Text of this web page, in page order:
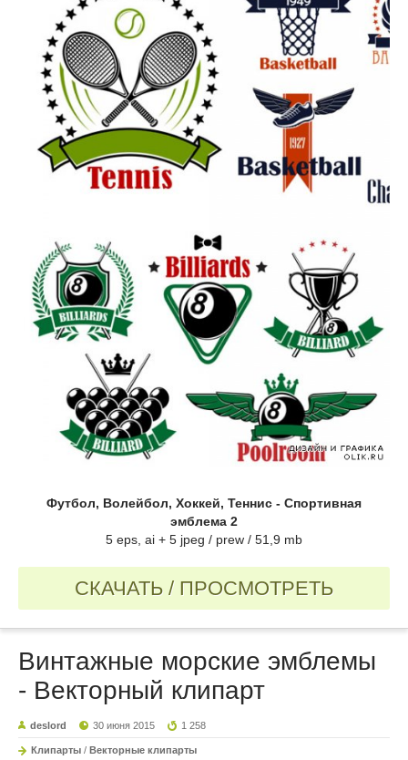
Футбол, Волейбол, Хоккей, Теннис - Спортивная
эмблема 2
5 eps, ai + 5 jpeg / prew / 51,9 mb
СКАЧАТЬ / ПРОСМОТРЕТЬ
Винтажные морские эмблемы
- Векторный клипарт
deslord 30 июня 2015 1 258
Клипарты / Векторные клипарты